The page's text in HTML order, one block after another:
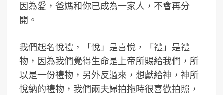
因為愛，爸媽和你已成為一家人，不會再分
開。
我們起名悅禮，「悅」是喜悅，「禮」是禮
物，因為我們覺得生命是上帝所賜給我們，所
以是一份禮物，另外反過來，想獻給神，神所
悅納的禮物，我們兩夫婦拍拖時很喜歡拍照，